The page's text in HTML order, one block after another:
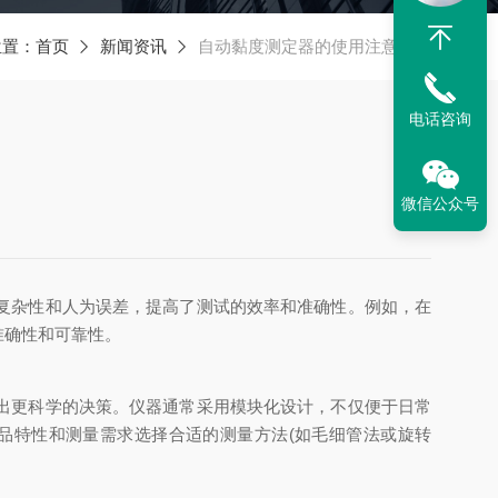
： 首页 新闻资讯 自动黏度测定器的使用注意事项
性和人为误差，提高了测试的效率和准确性。例如，在
性和可靠性。
科学的决策。仪器通常采用模块化设计，不仅便于日常
特性和测量需求选择合适的测量方法(如毛细管法或旋转
电话咨询
微信公众号